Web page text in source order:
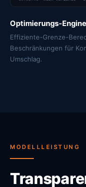
Optimierungs-Engine
Effiziente-Grenze-
Beschränkungen für
Umschlag.
MODELLLEISTUNG